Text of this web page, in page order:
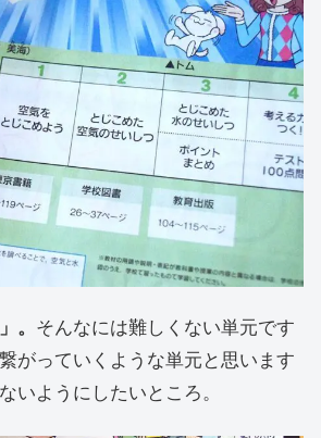
。 そんなには難しくない単元です
がっていくような単元と思います
いようにしたいところ。